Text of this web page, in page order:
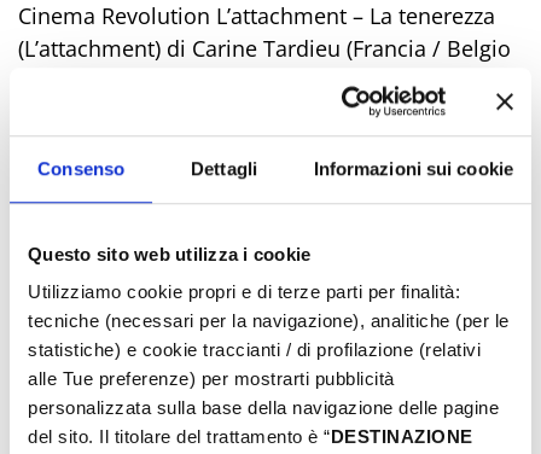
Consenso Dettagli Informazioni sui cookie
Questo sito web utilizza i cookie
Utilizziamo cookie propri e di terze parti per finalità:
tecniche (necessari per la navigazione), analitiche (per le
statistiche) e cookie traccianti / di profilazione (relativi
alle Tue preferenze) per mostrarti pubblicità
personalizzata sulla base della navigazione delle pagine
del sito. Il titolare del trattamento è “DESTINAZIONE
Cinema Revolution L’attachment – La tenerezza
(L’attachment) di Carine Tardieu (Francia / Belgio
2024, 106’) giovedì 23 luglio Cinema Revolution
Nguyen Kitchen (Dansla cuisine des Nguyen) di
Stéphane Ly-Cuong (Francia 2024, 99’) domenica
26 luglio Marty Supreme di Josh Safdie (USA
2025, 150’) lunedì 27 luglio Cinema Revolution
Gioia mia di Margherita Spampinato (Italia 2025,
Vague di Richard Linklater (Francia 2025, 105')
sabato 1 agosto Cinema Revolution Amarga
Navidad di Pedro Almodóvar (Spagna 2026, 111’)
domenica 2 agosto Cinema Revolution Divine
comedy (Komedi-e el?hi) di Ali Asgari (Iran /